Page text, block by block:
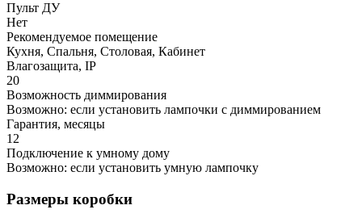
Пульт ДУ
Нет
Рекомендуемое помещение
Кухня, Спальня, Столовая, Кабинет
Влагозащита, IP
20
Возможность диммирования
Возможно: если установить лампочки с диммированием
Гарантия, месяцы
12
Подключение к умному дому
Возможно: если установить умную лампочку
Размеры коробки